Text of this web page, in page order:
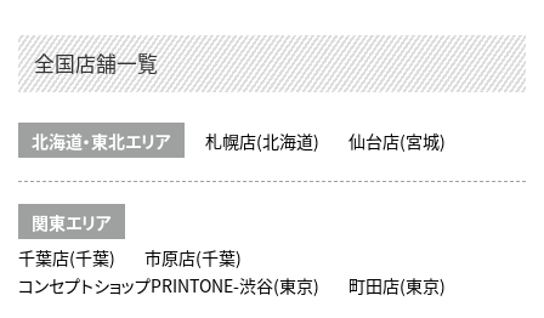
全国店舗一覧
北海道・東北エリア 札幌店(北海道) 仙台店(宮城)
関東エリア
千葉店(千葉)
市原店(千葉)
コンセプトショップPRINTONE-渋谷(東京)
町田店(東京)